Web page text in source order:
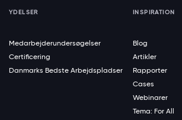
YDELSER
Medarbejderundersøgelser
Certificering
Danmarks Bedste Arbejdspladser
INSPIRATION
Blog
Artikler
Rapporter
Cases
Webinarer
Tema: For All